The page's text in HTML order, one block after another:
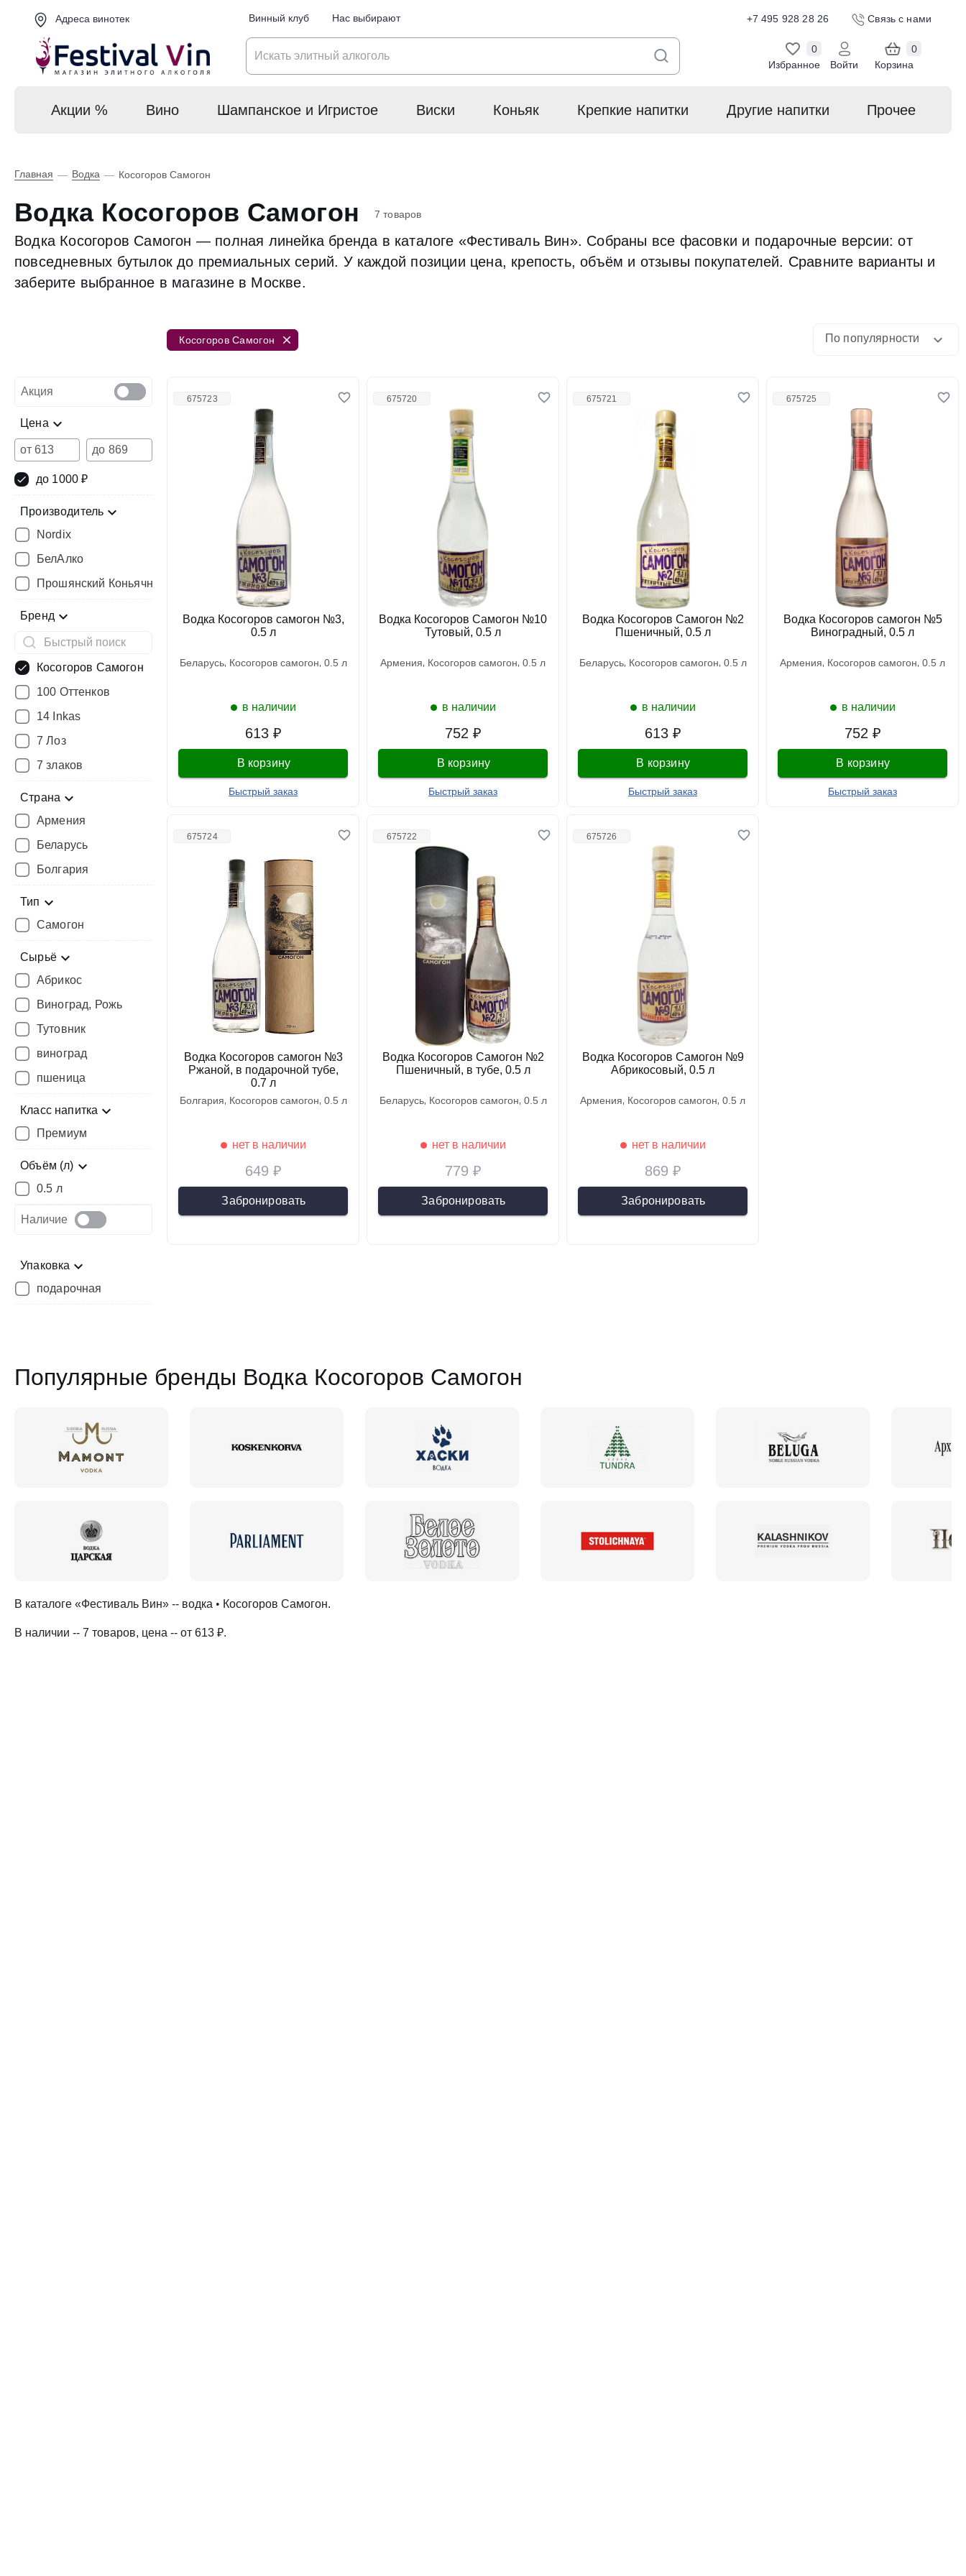
Адреса винотек Винный клуб Нас выбирают +7 495 928 28 26 Связь с нами
Избранное
0
Войти
Корзина
0
Акции % Вино Шампанское и Игристое Виски Коньяк Крепкие напитки Другие напитки Прочее
Главная — Водка — Косогоров Самогон
Водка Косогоров Самогон 7 товаров
Водка Косогоров Самогон — полная линейка бренда в каталоге «Фестиваль Вин». Собраны все фасовки и подарочные версии: от
повседневных бутылок до премиальных серий. У каждой позиции цена, крепость, объём и отзывы покупателей. Сравните варианты и
заберите выбранное в магазине в Москве.
Акция
Цена
от до
до 1000 ₽
Производитель
Nordix
БелАлко
Прошянский Коньячный Завод
Бренд
Косогоров Самогон
100 Оттенков
14 Inkas
7 Лоз
7 злаков
Страна
Армения
Беларусь
Болгария
Тип
Самогон
Сырьё
Абрикос
Виноград, Рожь
Тутовник
виноград
пшеница
Класс напитка
Премиум
Объём (л)
0.5 л
Наличие
Упаковка
подарочная
Косогоров Самогон По популярности
675723
613 ₽
Водка Косогоров самогон №3,
0.5 л
беларусь косогоров самогон 0.5 л
В корзину
Быстрый заказ
в наличии
675720
752 ₽
Водка Косогоров Самогон №10
Тутовый, 0.5 л
армения косогоров самогон 0.5 л
В корзину
Быстрый заказ
в наличии
675721
613 ₽
Водка Косогоров Самогон №2
Пшеничный, 0.5 л
беларусь косогоров самогон 0.5 л
В корзину
Быстрый заказ
в наличии
675725
752 ₽
Водка Косогоров самогон №5
Виноградный, 0.5 л
армения косогоров самогон 0.5 л
В корзину
Быстрый заказ
в наличии
675724
649 ₽
Водка Косогоров самогон №3
Ржаной, в подарочной тубе,
0.7 л
болгария косогоров самогон 0.5 л
Забронировать
нет в наличии
675722
779 ₽
Водка Косогоров Самогон №2
Пшеничный, в тубе, 0.5 л
беларусь косогоров самогон 0.5 л
Забронировать
нет в наличии
675726
869 ₽
Водка Косогоров Самогон №9
Абрикосовый, 0.5 л
армения косогоров самогон 0.5 л
Забронировать
нет в наличии
Популярные бренды Водка Косогоров Самогон
В каталоге «Фестиваль Вин» -- водка • Косогоров Самогон.
В наличии -- 7 товаров, цена -- от 613 ₽.